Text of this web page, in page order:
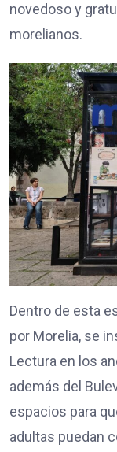
novedoso y
morelianos.
Dentro de esta
por Morelia, se
Lectura en los
además del
espacios para
adultas puedan